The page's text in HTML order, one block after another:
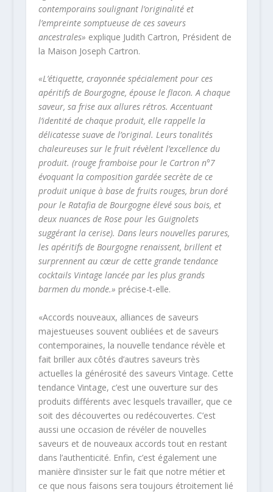
contemporains soulignant l’originalité et
l’empreinte somptueuse de ces saveurs
ancestrales» explique Judith Cartron, Président de
la Maison Joseph Cartron.
«L’étiquette, crayonnée spécialement pour ces
apéritifs de Bourgogne, épouse le flacon. A chaque
saveur, sa frise aux allures rétros. Accentuant
l’identité de chaque produit, elle rappelle la
délicatesse suave de l’original. Leurs tonalités
chaleureuses sur le fruit révèlent l’excellence du
produit. (rouge framboise pour le Cartron n°7
évoquant la composition gardée secrète de ce
produit unique à base de fruits rouges, brun doré
pour le Ratafia de Bourgogne élevé sous bois, et
deux nuances de Rose pour les Guignolets
suggérant la cerise). Dans leurs nouvelles parures,
les apéritifs de Bourgogne renaissent, brillent et
surprennent au cœur de cette grande tendance
cocktails Vintage lancée par les plus grands
barmen du monde.» précise-t-elle.
«Accords nouveaux, alliances de saveurs
majestueuses souvent oubliées et de saveurs
contemporaines, la nouvelle tendance révèle et
fait briller aux côtés d’autres saveurs très
actuelles la générosité des saveurs Vintage. Cette
tendance Vintage, c’est une ouverture sur des
produits différents avec lesquels travailler, que ce
soit des découvertes ou redécouvertes. C’est
aussi une occasion de révéler de nouvelles
saveurs et de nouveaux accords tout en restant
dans l’authenticité. Enfin, c’est également une
manière d’insister sur le fait que notre métier et
ce que nous faisons sera toujours étroitement lié